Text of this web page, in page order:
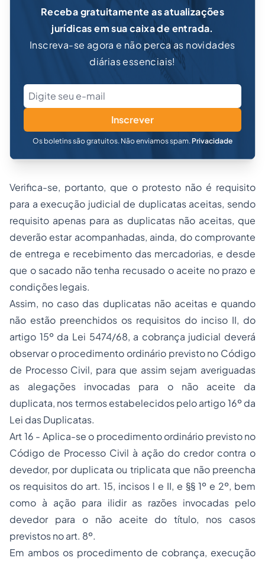
Receba gratuitamente as atualizações
jurídicas em sua caixa de entrada.
Inscreva-se agora e não perca as novidades
diárias essenciais!
Inscrever
Os boletins são gratuitos. Não enviamos spam. Privacidade
Verifica-se, portanto, que o protesto não é requisito
para a execução judicial de duplicatas aceitas, sendo
requisito apenas para as duplicatas não aceitas, que
deverão estar acompanhadas, ainda, do comprovante
de entrega e recebimento das mercadorias, e desde
que o sacado não tenha recusado o aceite no prazo e
condições legais.
Assim, no caso das duplicatas não aceitas e quando
não estão preenchidos os requisitos do inciso II, do
artigo 15º da Lei 5474/68, a cobrança judicial deverá
observar o procedimento ordinário previsto no Código
de Processo Civil, para que assim sejam averiguadas
as alegações invocadas para o não aceite da
duplicata, nos termos estabelecidos pelo artigo 16º da
Lei das Duplicatas.
Art 16 - Aplica-se o procedimento ordinário previsto no
Código de Processo Civil à ação do credor contra o
devedor, por duplicata ou triplicata que não preencha
os requisitos do art. 15, incisos l e II, e §§ 1º e 2º, bem
como à ação para ilidir as razões invocadas pelo
devedor para o não aceite do título, nos casos
previstos no art. 8º.
Em ambos os procedimento de cobrança, execução